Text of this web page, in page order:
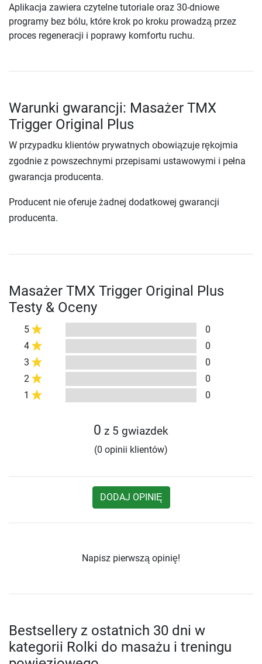
Aplikacja zawiera czytelne tutoriale oraz 30-dniowe
programy bez bólu, które krok po kroku prowadzą przez
proces regeneracji i poprawy komfortu ruchu.
Warunki gwarancji: Masażer TMX
Trigger Original Plus
W przypadku klientów prywatnych obowiązuje rękojmia
zgodnie z powszechnymi przepisami ustawowymi i pełna
gwarancja producenta.
Producent nie oferuje żadnej dodatkowej gwarancji
producenta.
Masażer TMX Trigger Original Plus
Testy & Oceny
5
0
4
0
3
0
2
0
1
0
0 z 5 gwiazdek
(0 opinii klientów)
DODAJ OPINIĘ
Napisz pierwszą opinię!
Bestsellery z ostatnich 30 dni w
kategorii Rolki do masażu i treningu